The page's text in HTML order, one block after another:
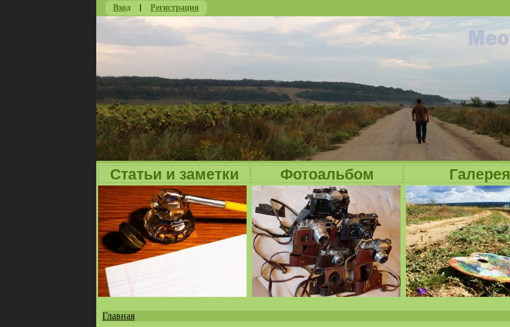
Вход | Регистрация
Статьи и заметки Фотоальбом Галерея
Главная